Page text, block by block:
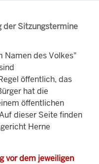
der Sitzungstermine
Namen des Volkes"
öffentlich, das
hat die
öffentlichen
dieser Seite finden
Herne
vor dem jeweiligen